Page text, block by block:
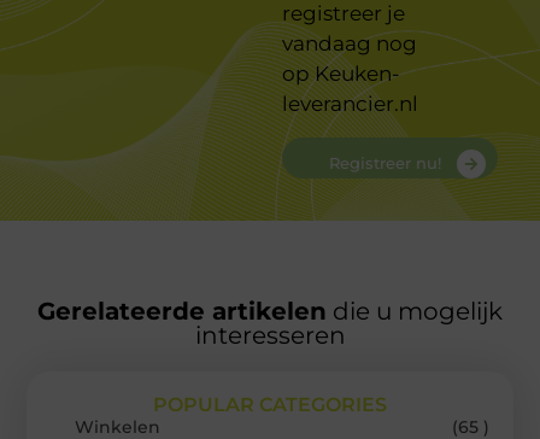
registreer je
vandaag nog
opKeuken-
leverancier.nl
Registreer nu!
Gerelateerde artikelen die u mogelijk
interesseren
POPULAR CATEGORIES
Winkelen
(65 )